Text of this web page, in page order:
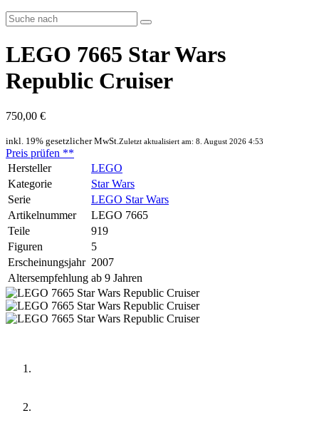
LEGO 7665 Star Wars
Republic Cruiser
750,00 €
inkl. 19% gesetzlicher MwSt. Zuletzt aktualisiert am: 8. August 2026 4:53
Preis prüfen **
Hersteller
LEGO
Kategorie
Star Wars
Serie
LEGO Star Wars
Artikelnummer
LEGO 7665
Teile
919
Figuren
5
Erscheinungsjahr 2007
Altersempfehlung ab 9 Jahren